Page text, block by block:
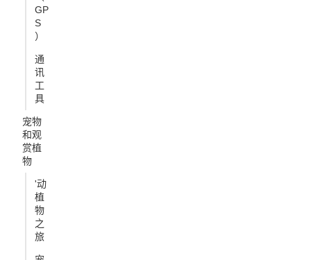
GP
S
）
通
讯
工
具
宠物
和观
赏植
物
'动
植
物
之
旅